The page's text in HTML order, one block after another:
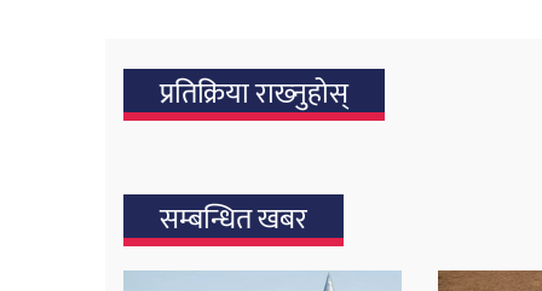
प्रतिक्रिया राख्‍नुहोस्
सम्बन्धित खबर